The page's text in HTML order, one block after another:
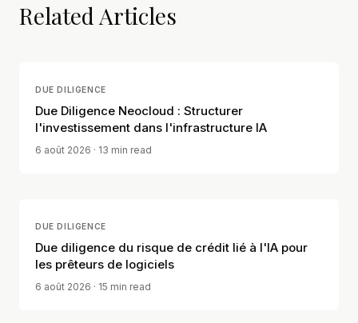
Related Articles
DUE DILIGENCE
Due Diligence Neocloud : Structurer
l'investissement dans l'infrastructure IA
6 août 2026 · 13 min read
DUE DILIGENCE
Due diligence du risque de crédit lié à l'IA pour
les prêteurs de logiciels
6 août 2026 · 15 min read